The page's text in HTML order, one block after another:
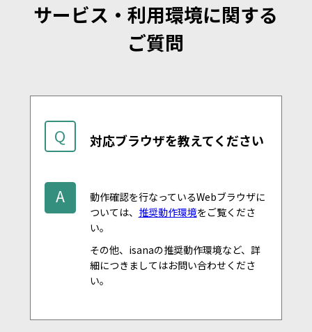
FAX：
HOME
サービス・利用環境に関する
ご質問
Q 対応ブラウザを教えてください
A
動作確認を行なっているWebブラウザに
ついては、 推奨動作環境をご覧くださ
い。
その他、isanaの推奨動作環境など、詳
細につきましてはお問い合わせくださ
い。